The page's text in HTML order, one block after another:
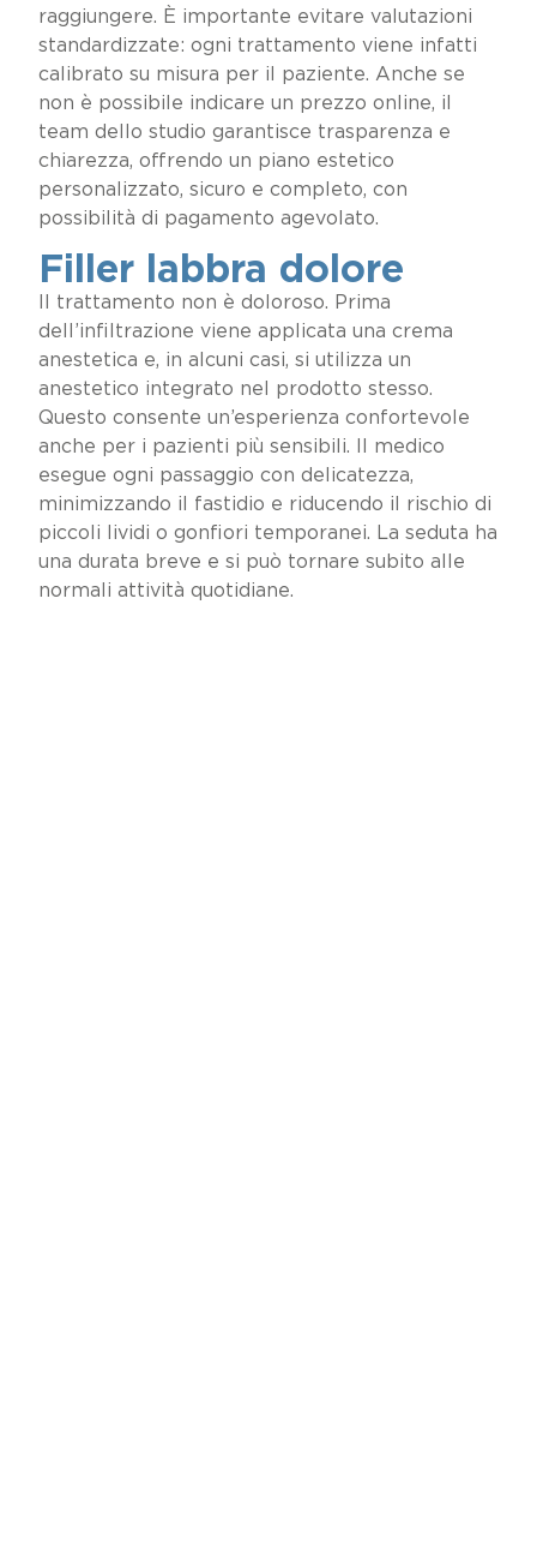
raggiungere. È importante evitare valutazioni
standardizzate: ogni trattamento viene infatti
calibrato su misura per il paziente. Anche se
non è possibile indicare un prezzo online, il
team dello studio garantisce trasparenza e
chiarezza, offrendo un piano estetico
personalizzato, sicuro e completo, con
possibilità di pagamento agevolato.
Filler labbra dolore
Il trattamento non è doloroso. Prima
dell’infiltrazione viene applicata una crema
anestetica e, in alcuni casi, si utilizza un
anestetico integrato nel prodotto stesso.
Questo consente un’esperienza confortevole
anche per i pazienti più sensibili. Il medico
esegue ogni passaggio con delicatezza,
minimizzando il fastidio e riducendo il rischio di
piccoli lividi o gonfiori temporanei. La seduta ha
una durata breve e si può tornare subito alle
normali attività quotidiane.